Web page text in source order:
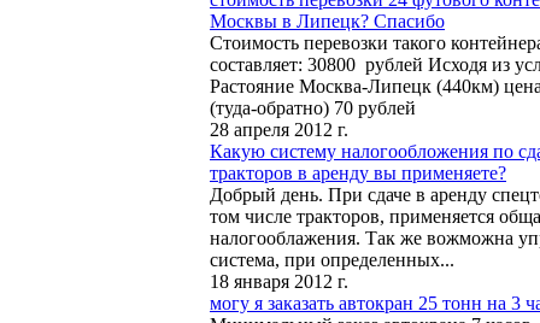
Москвы в Липецк? Спасибо
Стоимость перевозки такого
составляет: 30800 рублей Исходя из
Растояние Москва-Липецк (440км)
(туда-обратно) 70 рублей
28 апреля 2012 г.
Какую систему налогообложения по
тракторов в аренду вы применяете?
Добрый день. При сдаче в аренду
том числе тракторов, применяется
налогооблажения. Так же вожможна
система, при определенных...
18 января 2012 г.
могу я заказать автокран 25 тонн на 3